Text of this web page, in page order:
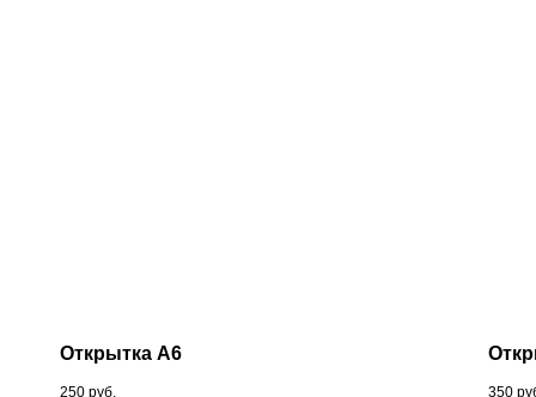
Открытка А6
250 руб. 350